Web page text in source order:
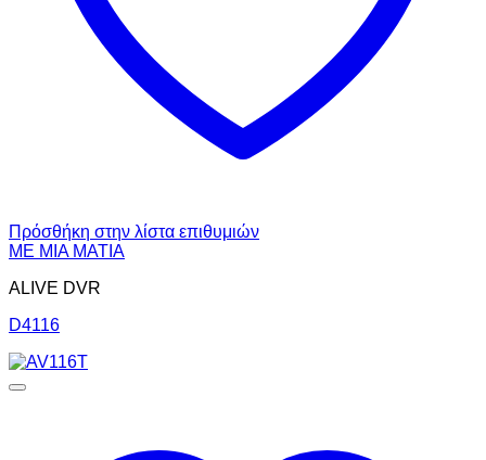
Πρόσθήκη στην λίστα επιθυμιών
ΜΕ ΜΙΑ ΜΑΤΙΑ
ALIVE DVR
D4116